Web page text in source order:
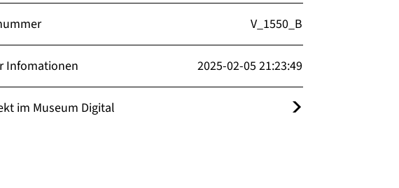
V_1550_B
Infomationen 2025-02-05 21:23:49
im Museum Digital